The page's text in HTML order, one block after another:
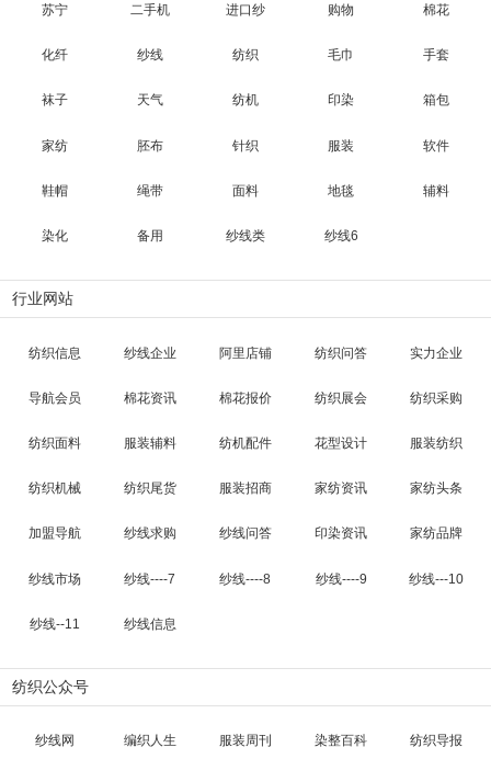
苏宁 二手机 进口纱 购物 棉花
化纤 纱线 纺织 毛巾 手套
袜子 天气 纺机 印染 箱包
家纺 胚布 针织 服装 软件
鞋帽 绳带 面料 地毯 辅料
染化 备用 纱线类 纱线6
行业网站
纺织信息 纱线企业 阿里店铺 纺织问答 实力企业
导航会员 棉花资讯 棉花报价 纺织展会 纺织采购
纺织面料 服装辅料 纺机配件 花型设计 服装纺织
纺织机械 纺织尾货 服装招商 家纺资讯 家纺头条
加盟导航 纱线求购 纱线问答 印染资讯 家纺品牌
纱线市场 纱线----7 纱线----8 纱线----9 纱线---10
纱线--11 纱线信息
纺织公众号
纱线网 编织人生 服装周刊 染整百科 纺织导报